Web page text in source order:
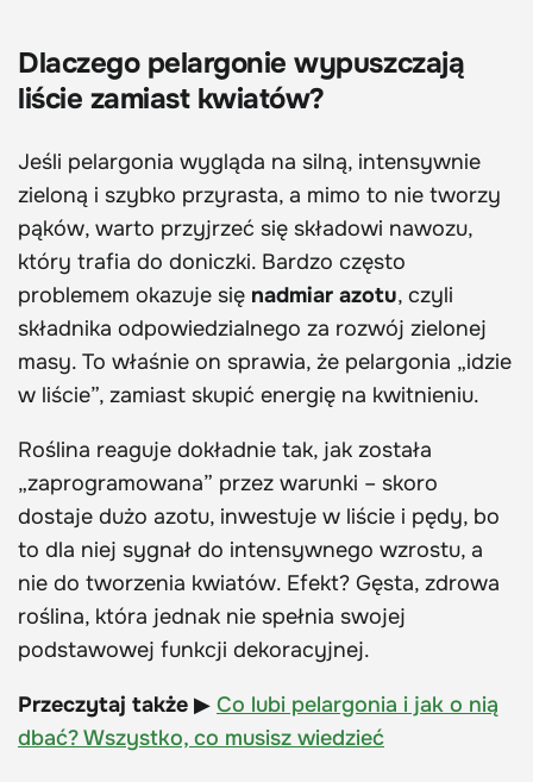
Dlaczego pelargonie wypuszczają
liście zamiast kwiatów?
Jeśli pelargonia wygląda na silną, intensywnie
zieloną i szybko przyrasta, a mimo to nie tworzy
pąków, warto przyjrzeć się składowi nawozu,
który trafia do doniczki. Bardzo często
problemem okazuje się nadmiar azotu, czyli
składnika odpowiedzialnego za rozwój zielonej
masy. To właśnie on sprawia, że pelargonia „idzie
w liście”, zamiast skupić energię na kwitnieniu.
Roślina reaguje dokładnie tak, jak została
„zaprogramowana” przez warunki – skoro
dostaje dużo azotu, inwestuje w liście i pędy, bo
to dla niej sygnał do intensywnego wzrostu, a
nie do tworzenia kwiatów. Efekt? Gęsta, zdrowa
roślina, która jednak nie spełnia swojej
podstawowej funkcji dekoracyjnej.
Przeczytaj także ▶ Co lubi pelargonia i jak o nią
dbać? Wszystko, co musisz wiedzieć